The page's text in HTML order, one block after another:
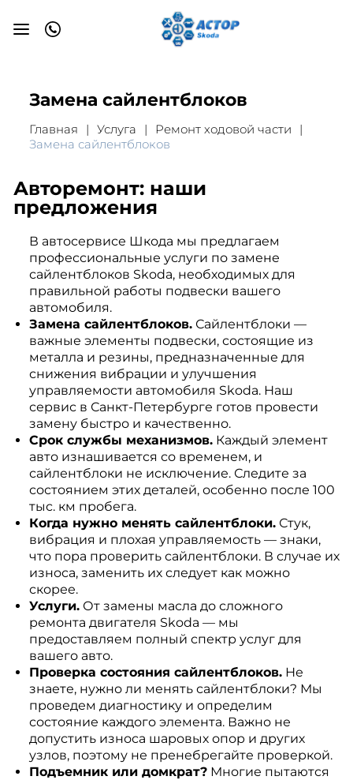
Замена сайлентблоков
Главная Услуга
Ремонт ходовой части
Замена сайлентблоков
Авторемонт: наши
предложения
В автосервисе Шкода мы предлагаем
профессиональные услуги по замене
сайлентблоков Skoda, необходимых для
правильной работы подвески вашего
автомобиля.
Замена сайлентблоков.Сайлентблоки —
важные элементы подвески, состоящие из
металла и резины, предназначенные для
снижения вибрации и улучшения
управляемости автомобиля Skoda. Наш
сервис в Санкт-Петербурге готов провести
замену быстро и качественно.
Срок службы механизмов.Каждый элемент
авто изнашивается со временем, и
сайлентблоки не исключение. Следите за
состоянием этих деталей, особенно после 100
тыс. км пробега.
Когда нужно менять сайлентблоки.Стук,
вибрация и плохая управляемость — знаки,
что пора проверить сайлентблоки. В случае их
износа, заменить их следует как можно
скорее.
Услуги.От замены масла до сложного
ремонта двигателя Skoda — мы
предоставляем полный спектр услуг для
вашего авто.
Проверка состояния сайлентблоков.Не
знаете, нужно ли менять сайлентблоки? Мы
проведем диагностику и определим
состояние каждого элемента. Важно не
допустить износа шаровых опор и других
узлов, поэтому не пренебрегайте проверкой.
Подъемник или домкрат?Многие пытаются